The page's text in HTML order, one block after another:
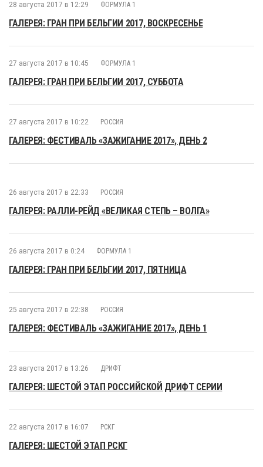
28 августа 2017 в 12:29 ФОРМУЛА 1
ГАЛЕРЕЯ: ГРАН ПРИ БЕЛЬГИИ 2017, ВОСКРЕСЕНЬЕ
27 августа 2017 в 10:45 ФОРМУЛА 1
ГАЛЕРЕЯ: ГРАН ПРИ БЕЛЬГИИ 2017, СУББОТА
27 августа 2017 в 10:22 РОССИЯ
ГАЛЕРЕЯ: ФЕСТИВАЛЬ «ЗАЖИГАНИЕ 2017», ДЕНЬ 2
26 августа 2017 в 22:33 РОССИЯ
ГАЛЕРЕЯ: РАЛЛИ-РЕЙД «ВЕЛИКАЯ СТЕПЬ – ВОЛГА»
26 августа 2017 в 0:24 ФОРМУЛА 1
ГАЛЕРЕЯ: ГРАН ПРИ БЕЛЬГИИ 2017, ПЯТНИЦА
25 августа 2017 в 22:38 РОССИЯ
ГАЛЕРЕЯ: ФЕСТИВАЛЬ «ЗАЖИГАНИЕ 2017», ДЕНЬ 1
23 августа 2017 в 13:26 ДРИФТ
ГАЛЕРЕЯ: ШЕСТОЙ ЭТАП РОССИЙСКОЙ ДРИФТ СЕРИИ
22 августа 2017 в 16:07 РСКГ
ГАЛЕРЕЯ: ШЕСТОЙ ЭТАП РСКГ